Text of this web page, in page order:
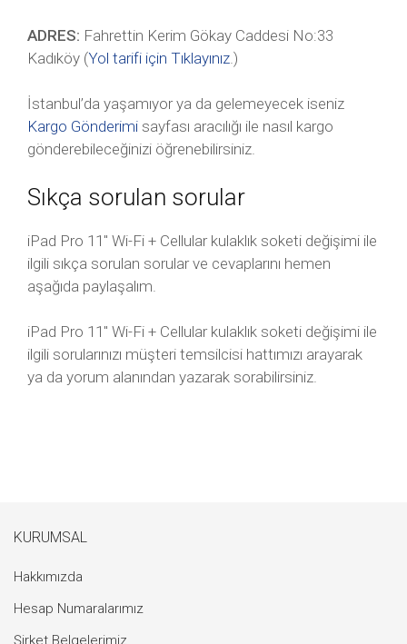
ADRES: Fahrettin Kerim Gökay Caddesi No:33
Kadıköy (Yol tarifi için Tıklayınız.)
İstanbul’da yaşamıyor ya da gelemeyecek iseniz
Kargo Gönderimi sayfası aracılığı ile nasıl kargo
gönderebileceğinizi öğrenebilirsiniz.
Sıkça sorulan sorular
iPad Pro 11″ Wi-Fi + Cellular kulaklık soketi değişimi ile
ilgili sıkça sorulan sorular ve cevaplarını hemen
aşağıda paylaşalım.
iPad Pro 11″ Wi-Fi + Cellular kulaklık soketi değişimi ile
ilgili sorularınızı müşteri temsilcisi hattımızı arayarak
ya da yorum alanından yazarak sorabilirsiniz.
KURUMSAL
Hakkımızda
Hesap Numaralarımız
Şirket Belgelerimiz